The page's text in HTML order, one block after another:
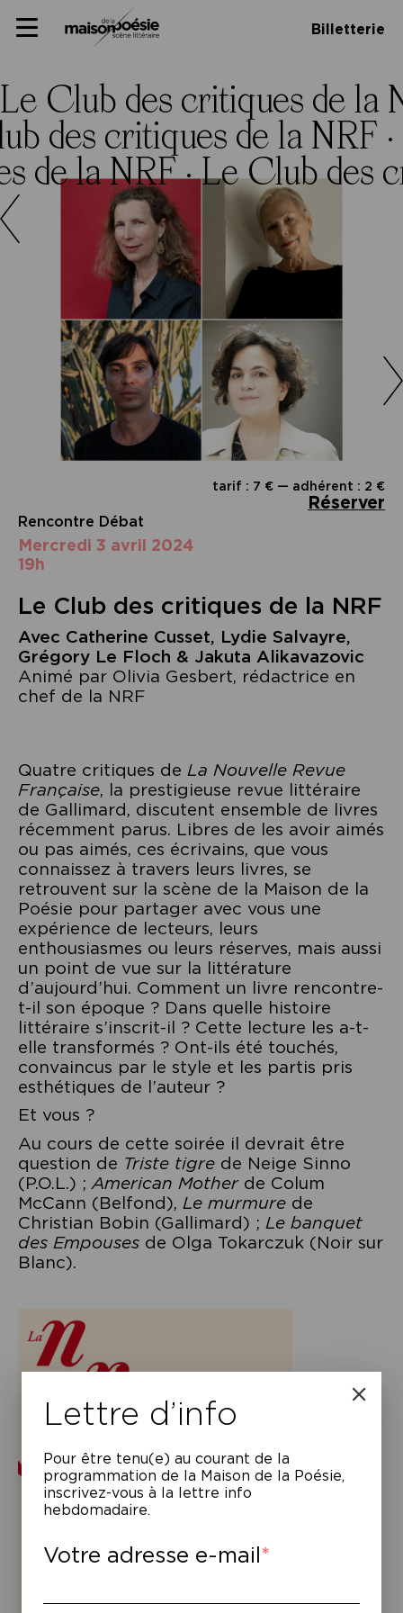
Panneau de gestion des cookies
to
littéraire
Primary
Billetterie
Le Club des critiques de la
des critiques de la NRF ·
de la NRF ·Le Club des
tarif : 7 € — adhérent : 2 €
Réserver
Rencontre Débat
mercredi 3 avril 2024
19h
Le Club des critiques de la NRF
Avec Catherine Cusset, Lydie Salvayre,
Grégory Le Floch & Jakuta Alikavazovic
Animé par Olivia Gesbert, rédactrice en
chef de la NRF
Quatre critiques de La Nouvelle Revue
Française, la prestigieuse revue littéraire
de Gallimard, discutent ensemble de livres
récemment parus. Libres de les avoir aimés
ou pas aimés, ces écrivains, que vous
connaissez à travers leurs livres, se
retrouvent sur la scène de la Maison de la
Poésie pour partager avec vous une
expérience de lecteurs, leurs
enthousiasmes ou leurs réserves, mais aussi
un point de vue sur la littérature
d’aujourd’hui. Comment un livre rencontre-
t-il son époque ? Dans quelle histoire
littéraire s’inscrit-il ? Cette lecture les a-t-
elle transformés ? Ont-ils été touchés,
convaincus par le style et les partis pris
esthétiques de l’auteur ?
Et vous ?
Au cours de cette soirée il devrait être
question de Triste tigre de Neige Sinno
(P.O.L.) ;American Motherde Colum
McCann (Belfond), Le murmure de
Christian Bobin (Gallimard) ; Le banquet
des Empouses de Olga Tokarczuk (Noir sur
Blanc).
Lettre d’info
Pour être tenu(e) au courant de la
programmation de la Maison de la Poésie,
inscrivez-vous à la lettre info
hebdomadaire.
Votre adresse e-mail